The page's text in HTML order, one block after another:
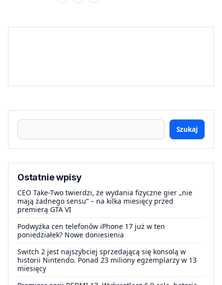
Szukaj
Ostatnie wpisy
CEO Take-Two twierdzi, że wydania fizyczne gier „nie
mają żadnego sensu” – na kilka miesięcy przed
premierą GTA VI
Podwyżka cen telefonów iPhone 17 już w ten
poniedziałek? Nowe doniesienia
Switch 2 jest najszybciej sprzedającą się konsolą w
historii Nintendo. Ponad 23 miliony egzemplarzy w 13
miesięcy